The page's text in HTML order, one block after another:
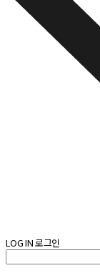
LOG IN로그인